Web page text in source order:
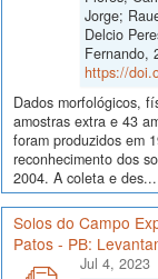
Jorge;
Delcio
Fernando,
https://
Dados morfológicos,
amostras extra e 43
foram produzidos em
reconhecimento dos
2004. A coleta e des...
Solos do Campo
Patos - PB:
Jul 4, 2023